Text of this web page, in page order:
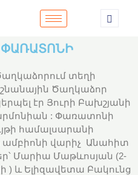
տեղի
Ծաղկաձոր
էր Յուրի Բախշյանի
: Փառատոնի
համալսարանի
վարիչ Անահիտ
Մարիա Մաթևոսյան (2-
) և Ելիզավետա Բակունց